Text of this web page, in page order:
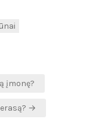
įmonę?
→